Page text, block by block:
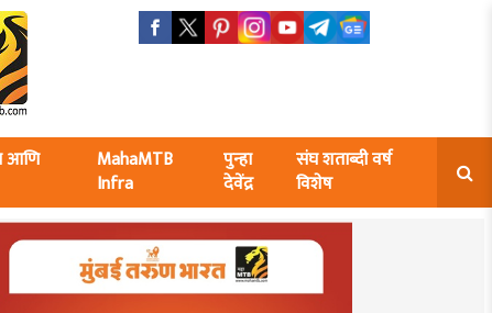
आणि
MahaMTB
Infra
पुन्हा
देवेंद्र
संघ शताब्दी वर्ष
विशेष